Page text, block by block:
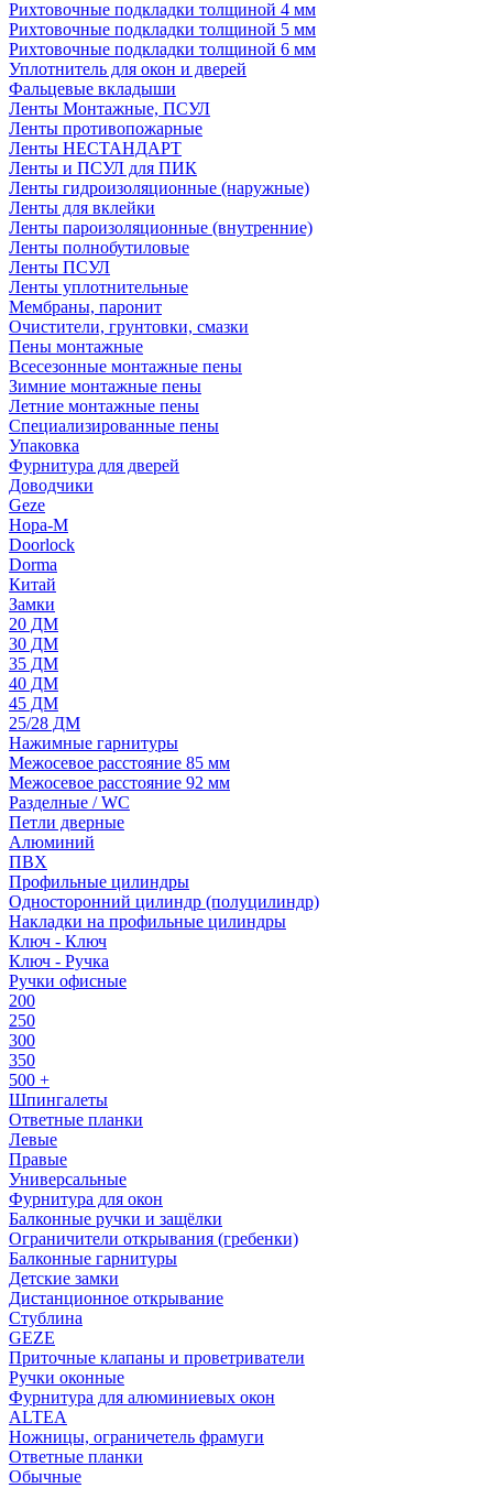
Рихтовочные подкладки толщиной 4 мм
Рихтовочные подкладки толщиной 5 мм
Рихтовочные подкладки толщиной 6 мм
Уплотнитель для окон и дверей
Фальцевые вкладыши
Ленты Монтажные, ПСУЛ
Ленты противопожарные
Ленты НЕСТАНДАРТ
Ленты и ПСУЛ для ПИК
Ленты гидроизоляционные (наружные)
Ленты для вклейки
Ленты пароизоляционные (внутренние)
Ленты полнобутиловые
Ленты ПСУЛ
Ленты уплотнительные
Мембраны, паронит
Очистители, грунтовки, смазки
Пены монтажные
Всесезонные монтажные пены
Зимние монтажные пены
Летние монтажные пены
Специализированные пены
Упаковка
Фурнитура для дверей
Доводчики
Geze
Нора-М
Doorlock
Dorma
Китай
Замки
20 ДМ
30 ДМ
35 ДМ
40 ДМ
45 ДМ
25/28 ДМ
Нажимные гарнитуры
Межосевое расстояние 85 мм
Межосевое расстояние 92 мм
Разделные / WC
Петли дверные
Алюминий
ПВХ
Профильные цилиндры
Односторонний цилиндр (полуцилиндр)
Накладки на профильные цилиндры
Ключ - Ключ
Ключ - Ручка
Ручки офисные
200
250
300
350
500 +
Шпингалеты
Ответные планки
Левые
Правые
Универсальные
Фурнитура для окон
Балконные ручки и защёлки
Ограничители открывания (гребенки)
Балконные гарнитуры
Детские замки
Дистанционное открывание
Стублина
GEZE
Приточные клапаны и проветриватели
Ручки оконные
Фурнитура для алюминиевых окон
ALTEA
Ножницы, ограничетель фрамуги
Ответные планки
Обычные